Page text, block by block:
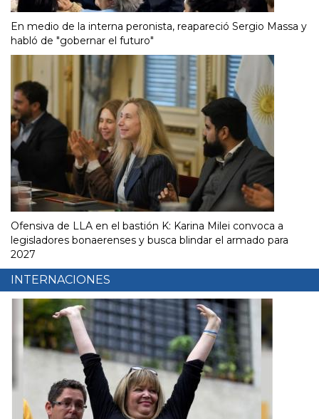
En medio de la interna peronista, reapareció Sergio Massa y
habló de "gobernar el futuro"
Ofensiva de LLA en el bastión K: Karina Milei convoca a
legisladores bonaerenses y busca blindar el armado para
2027
INTERNACIONES